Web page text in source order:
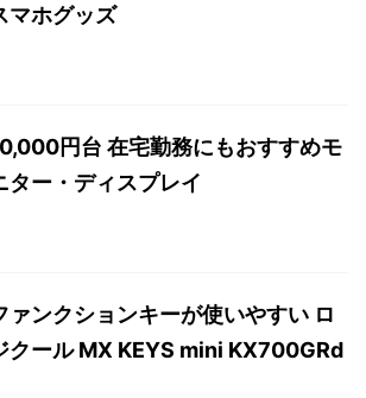
マホグッズ
円台 在宅勤務にもおすすめモ
ター・ディスプレイ
ァンクションキーが使いやすい ロ
クール MX KEYS mini KX700GRd